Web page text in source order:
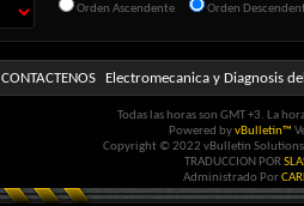
Orden Ascendente
Orden
CONTACTENOS Electromecanica y Diagnosis
Todas las horas son GMT +3. La
Powered byvBulletin™
Copyright © 2022 vBulletin
TRADUCCION POR
Administrado Por